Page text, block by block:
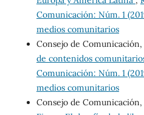
Comunicación: Núm. 1
medios comunitarios
Consejo de Comunicación,
de contenidos
Comunicación: Núm. 1
medios comunitarios
Consejo de Comunicación,